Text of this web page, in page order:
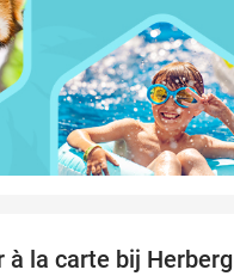
à la carte bij Herberg